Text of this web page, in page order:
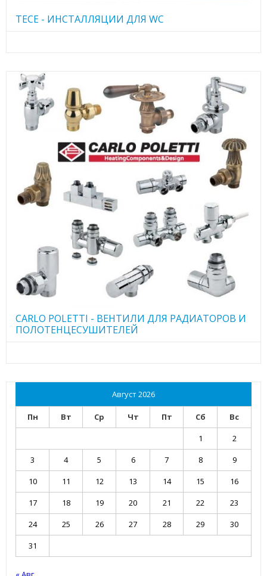
TECE - ИНСТАЛЛЯЦИИ ДЛЯ WC
CARLO POLETTI - ВЕНТИЛИ ДЛЯ РАДИАТОРОВ И
ПОЛОТЕНЦЕСУШИТЕЛЕЙ
Август 2026
Пн Вт Ср Чт Пт Сб
Вс
1
2
3
4 5 6 7 8
9
10
11 12 13 14 15
16
17
18 19 20 21 22
23
24
25 26 27 28 29
30
31